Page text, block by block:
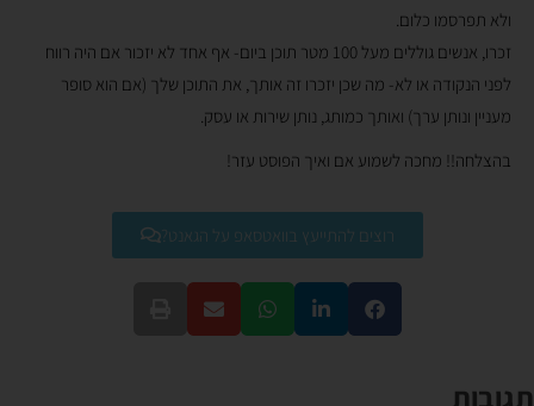
ולא תפרסמו כלום.
זכרו, אנשים גוללים מעל 100 מטר תוכן ביום- אף אחד לא יזכור אם היה רווח
לפני הנקודה או לא- מה שכן יזכרו זה אותך, את התוכן שלך (אם הוא סופר
מעניין ונותן ערך) ואותך כמותג, נותן שירות או עסק.
בהצלחה!! מחכה לשמוע אם ואיך הפוסט עזר!
רוצים להתייעץ בוואטסאפ על הגאנט?
תגובות